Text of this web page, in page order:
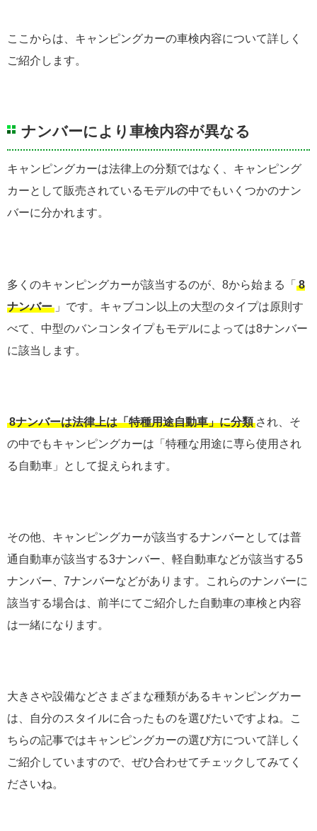
ここからは、キャンピングカーの車検内容について詳しく
ご紹介します。
ナンバーにより車検内容が異なる
キャンピングカーは法律上の分類ではなく、キャンピング
カーとして販売されているモデルの中でもいくつかのナン
バーに分かれます。
多くのキャンピングカーが該当するのが、8から始まる「 8
ナンバー 」です。キャブコン以上の大型のタイプは原則す
べて、中型のバンコンタイプもモデルによっては8ナンバー
に該当します。
8ナンバーは法律上は「特種用途自動車」に分類 され、そ
の中でもキャンピングカーは「特種な用途に専ら使用され
る自動車」として捉えられます。
その他、キャンピングカーが該当するナンバーとしては普
通自動車が該当する3ナンバー、軽自動車などが該当する5
ナンバー、7ナンバーなどがあります。これらのナンバーに
該当する場合は、前半にてご紹介した自動車の車検と内容
は一緒になります。
大きさや設備などさまざまな種類があるキャンピングカー
は、自分のスタイルに合ったものを選びたいですよね。こ
ちらの記事ではキャンピングカーの選び方について詳しく
ご紹介していますので、ぜひ合わせてチェックしてみてく
ださいね。